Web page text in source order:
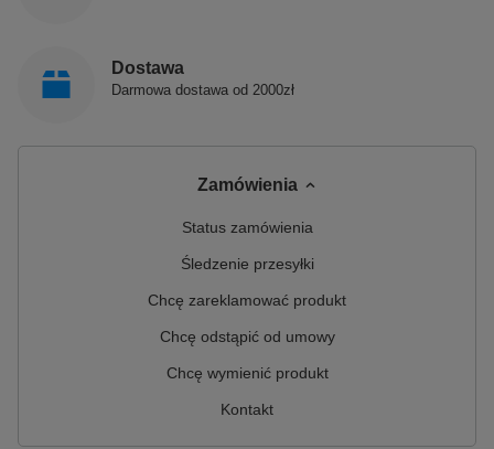
Dostawa
Darmowa dostawa od 2000zł
Zamówienia
Status zamówienia
Śledzenie przesyłki
Chcę zareklamować produkt
Chcę odstąpić od umowy
Chcę wymienić produkt
Kontakt